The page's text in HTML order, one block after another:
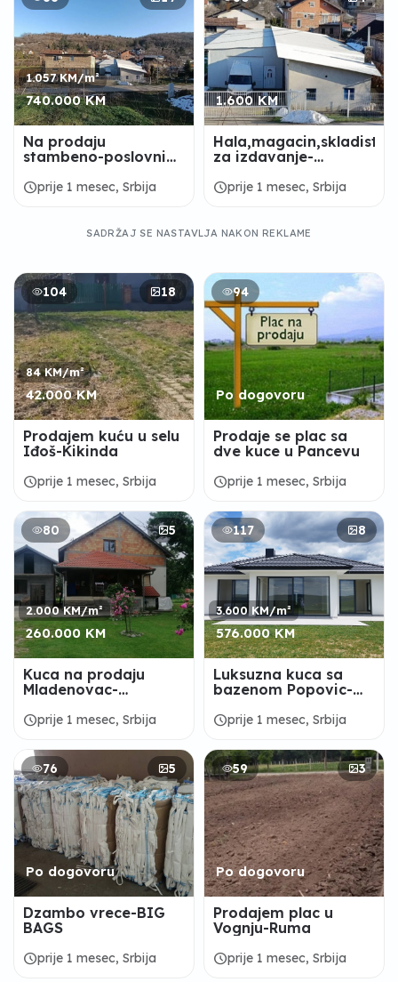
1.057 KM/m²
740.000 KM
Na prodaju
stambeno-poslovni
Paragovo
scheduleprije 1 mesec, Srbija
1.600 KM
Hala,magacin,skladiste
za izdavanje-
scheduleprije 1 mesec, Srbija
SADRŽAJ SE NASTAVLJA NAKON REKLAME
104 18
84 KM/m²
42.000 KM
Prodajem kuću u selu
Iđoš-Kikinda
scheduleprije 1 mesec, Srbija
94
Po dogovoru
Prodaje se plac sa
dve kuce u Pancevu
scheduleprije 1 mesec, Srbija
80 5
2.000 KM/m²
260.000 KM
Kuca na prodaju
Mladenovac-
scheduleprije 1 mesec, Srbija
117 8
3.600 KM/m²
576.000 KM
Luksuzna kuca sa
bazenom Popovic-
scheduleprije 1 mesec, Srbija
76 5
Po dogovoru
Dzambo vrece-BIG
BAGS
scheduleprije 1 mesec, Srbija
59 3
Po dogovoru
Prodajem plac u
Vognju-Ruma
scheduleprije 1 mesec, Srbija